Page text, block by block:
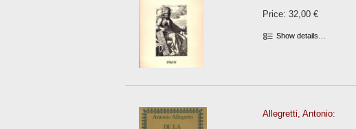
Price: 32,00 €
Show details…
Allegretti, Antonio: